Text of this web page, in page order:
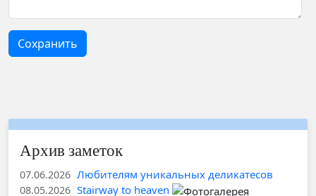
Сохранить
Архив заметок
07.06.2026 Любителям уникальных деликатесов
08.05.2026 Stairway to heaven